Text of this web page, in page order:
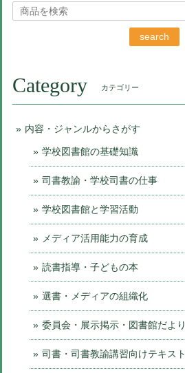
search
Category カテゴリー
内容・ジャンルからさがす
学校図書館の基礎知識
司書教諭・学校司書の仕事
学校図書館と学習活動
メディア活用能力の育成
読書指導・子どもの本
選書・メディアの組織化
委員会・展示掲示・図書館だより
司書・司書教諭講習向けテキスト